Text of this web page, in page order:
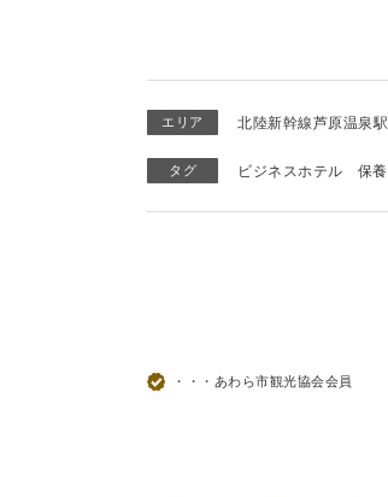
エリア 北陸新幹線芦原温泉
タグ ビジネスホテル 保
・・・あわら市観光協会会員